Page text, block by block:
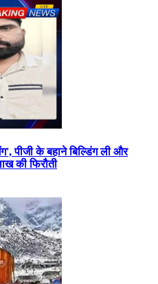
पीजी के बहाने बिल्डिंग ली और
की फिरौती